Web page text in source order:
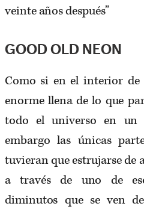
veinte años después”
GOOD OLD NEON
Como si en el interior de
enorme llena de lo que
todo el universo en un
embargo las únicas
tuvieran que estrujarse de
a través de uno de
diminutos que se ven